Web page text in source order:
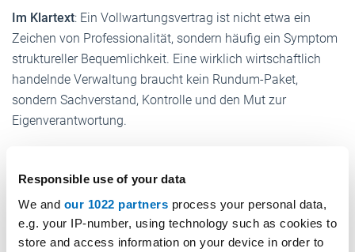
Responsible use of your data
We and our 1022 partners process your personal data,
e.g. your IP-number, using technology such as cookies to
store and access information on your device in order to
Im Klartext: Ein Vollwartungsvertrag ist nicht etwa ein
Zeichen von Professionalität, sondern häufig ein Symptom
struktureller Bequemlichkeit. Eine wirklich wirtschaftlich
handelnde Verwaltung braucht kein Rundum-Paket,
sondern Sachverstand, Kontrolle und den Mut zur
Eigenverantwortung.
Weitere Betreibertipps: